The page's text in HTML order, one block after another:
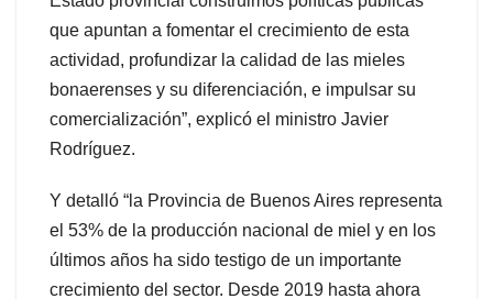
que apuntan a fomentar el crecimiento de esta
actividad, profundizar la calidad de las mieles
bonaerenses y su diferenciación, e impulsar su
comercialización”, explicó el ministro Javier
Rodríguez.
Y detalló “la Provincia de Buenos Aires representa
el 53% de la producción nacional de miel y en los
últimos años ha sido testigo de un importante
crecimiento del sector. Desde 2019 hasta ahora